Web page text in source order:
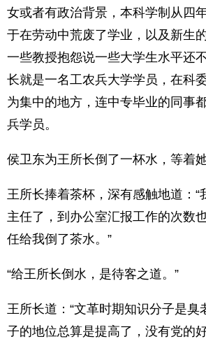
女或者有政治背景，本科学制从四
于在劳动中荒废了学业，以及新生
一些教授抱怨说一些大学生水平还
长就是一名工农兵大学学员，在科
为集中的地方，连中专毕业的同事
兵学员。
侯卫东为王所长倒了一杯水，等着她
王所长捧着茶杯，深有感触地道：“
主任了，到办公室汇报工作的次数
任给我倒了茶水。”
“给王所长倒水，是待客之道。”
王所长道：“文革时期知识分子是臭
子的地位总算是提高了，没有党的